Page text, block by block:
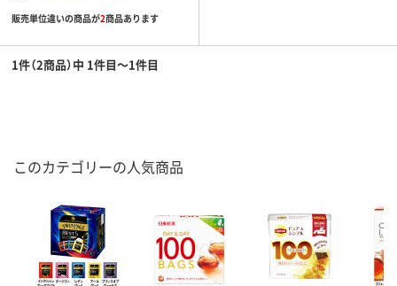
販売単位違いの商品が2商品あります
1件（2商品）中 1件目～1件目
このカテゴリーの人気商品